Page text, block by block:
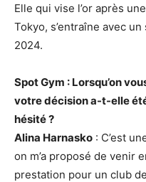
Elle qui vise l’or après
Tokyo, s’entraîne avec
2024.
Spot Gym : Lorsqu’on
votre décision a-t-elle
hésité ?
Alina Harnasko : C’est
on m’a proposé de venir
prestation pour un club